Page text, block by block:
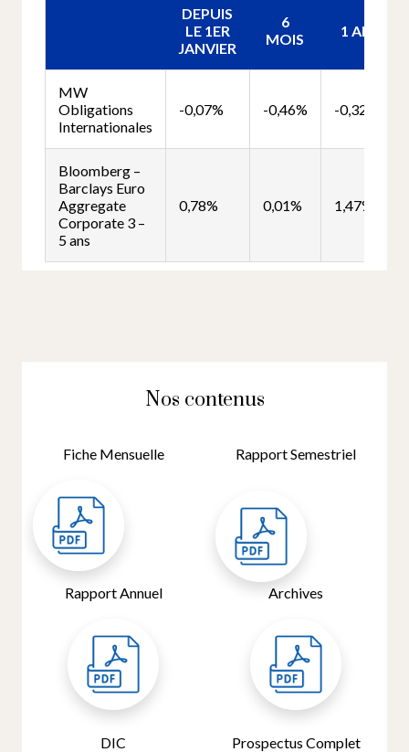
Nos contenus
Fiche Mensuelle Rapport Semestriel
Rapport Annuel Archives
DIC Prospectus Complet